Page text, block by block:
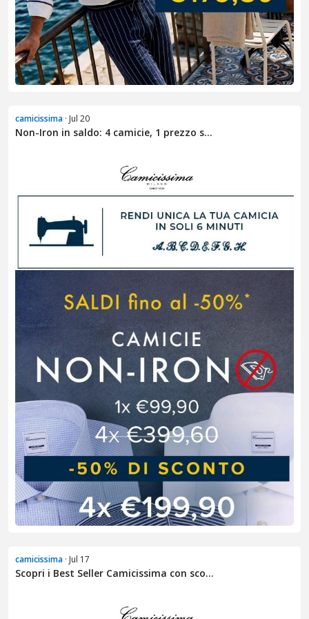
camicissima · Jul 20
Non-Iron in saldo: 4 camicie, 1 prezzo s...
camicissima · Jul 17
Scopri i Best Seller Camicissima con sco...